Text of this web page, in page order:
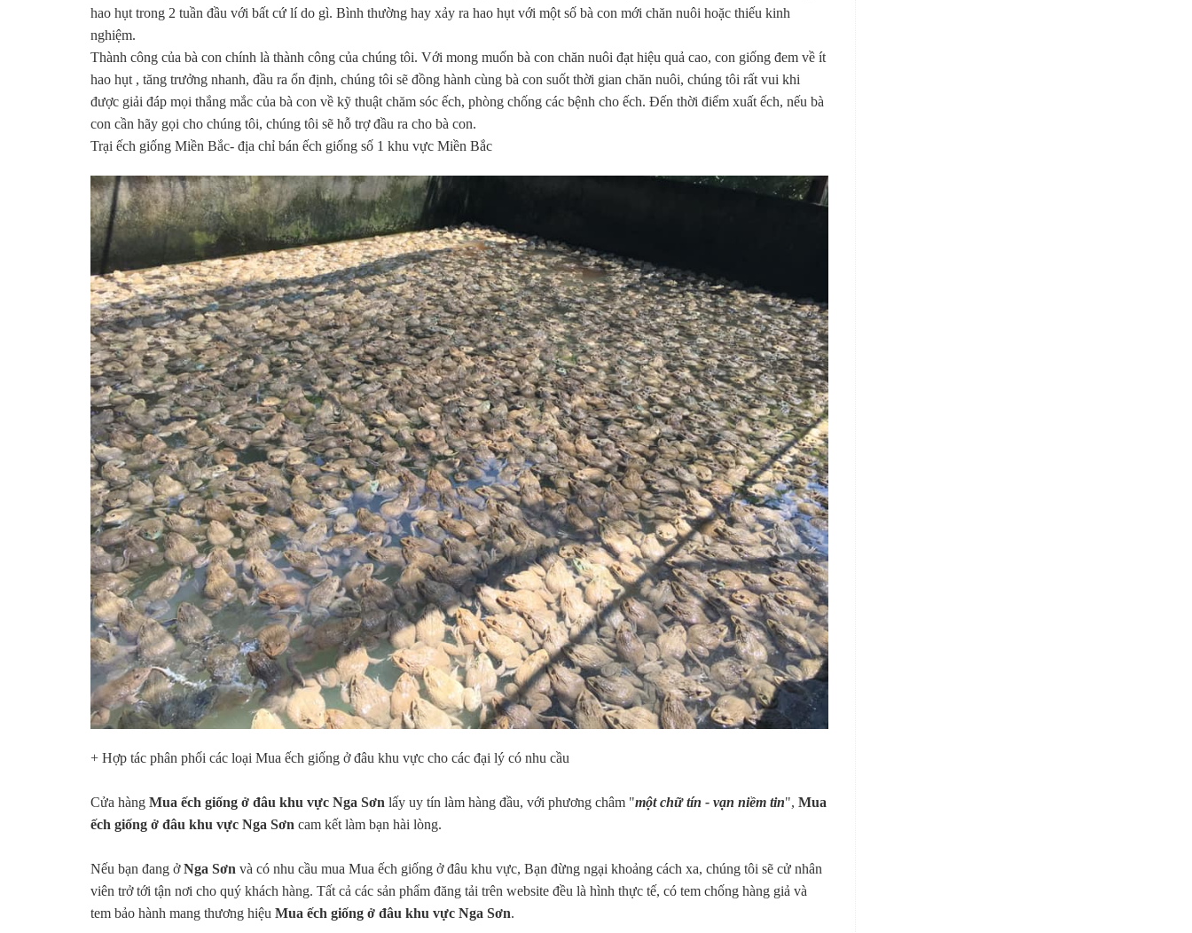
hao hụt trong 2 tuần đầu với bất cứ lí do gì. Bình thường hay xảy ra hao hụt với một số bà con mới chăn nuôi hoặc thiếu kinh
nghiệm.
Thành công của bà con chính là thành công của chúng tôi. Với mong muốn bà con chăn nuôi đạt hiệu quả cao, con giống đem về ít
hao hụt , tăng trưởng nhanh, đầu ra ổn định, chúng tôi sẽ đồng hành cùng bà con suốt thời gian chăn nuôi, chúng tôi rất vui khi
được giải đáp mọi thắng mắc của bà con về kỹ thuật chăm sóc ếch, phòng chống các bệnh cho ếch. Đến thời điểm xuất ếch, nếu bà
con cần hãy gọi cho chúng tôi, chúng tôi sẽ hỗ trợ đầu ra cho bà con.
Trại ếch giống Miền Bắc- địa chỉ bán ếch giống số 1 khu vực Miền Bắc
+ Hợp tác phân phối các loại Mua ếch giống ở đâu khu vực cho các đại lý có nhu cầu
Cửa hàng Mua ếch giống ở đâu khu vực Nga Sơn lấy uy tín làm hàng đầu, với phương châm "một chữ tín - vạn niềm tin", Mua
ếch giống ở đâu khu vực Nga Sơn cam kết làm bạn hài lòng.
Nếu bạn đang ởNga Sơn và có nhu cầu mua Mua ếch giống ở đâu khu vực, Bạn đừng ngại khoảng cách xa, chúng tôi sẽ cử nhân
viên trở tới tận nơi cho quý khách hàng. Tất cả các sản phẩm đăng tải trên website đều là hình thực tế, có tem chống hàng giả và
tem bảo hành mang thương hiệu Mua ếch giống ở đâu khu vực Nga Sơn.